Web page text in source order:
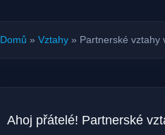
Domů » Vztahy » Partnerské vztahy
Ahoj přátelé! Partnerské